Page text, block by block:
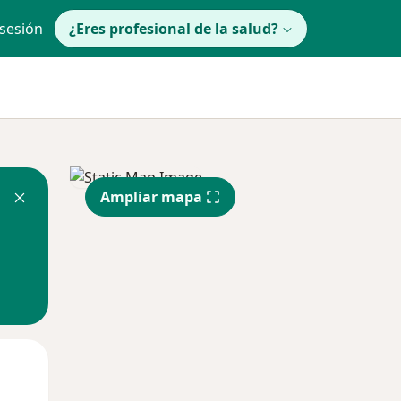
¿Eres profesional de la salud?
Ampliar mapa